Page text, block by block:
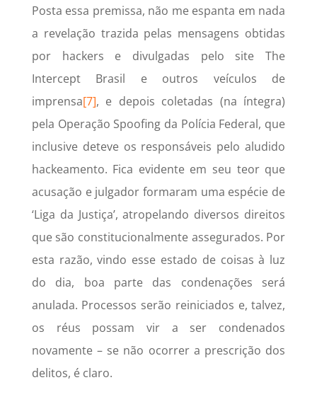
Posta essa premissa, não me espanta em nada
a revelação trazida pelas mensagens obtidas
por hackers e divulgadas pelo site The
Intercept Brasil e outros veículos de
imprensa[7], e depois coletadas (na íntegra)
pela Operação Spoofing da Polícia Federal, que
inclusive deteve os responsáveis pelo aludido
hackeamento. Fica evidente em seu teor que
acusação e julgador formaram uma espécie de
‘Liga da Justiça’, atropelando diversos direitos
que são constitucionalmente assegurados. Por
esta razão, vindo esse estado de coisas à luz
do dia, boa parte das condenações será
anulada. Processos serão reiniciados e, talvez,
os réus possam vir a ser condenados
novamente – se não ocorrer a prescrição dos
delitos, é claro.